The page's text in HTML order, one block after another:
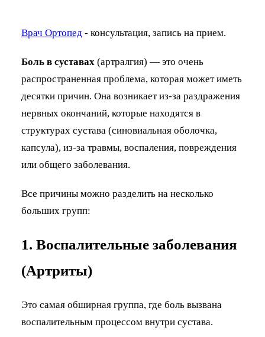
Врач Ортопед - консультация, запись на прием.
Боль в суставах (артралгия) — это очень
распространенная проблема, которая может иметь
десятки причин. Она возникает из-за раздражения
нервных окончаний, которые находятся в
структурах сустава (синовиальная оболочка,
капсула), из-за травмы, воспаления, повреждения
или общего заболевания.
Все причины можно разделить на несколько
больших групп:
1. Воспалительные заболевания
(Артриты)
Это самая обширная группа, где боль вызвана
воспалительным процессом внутри сустава.